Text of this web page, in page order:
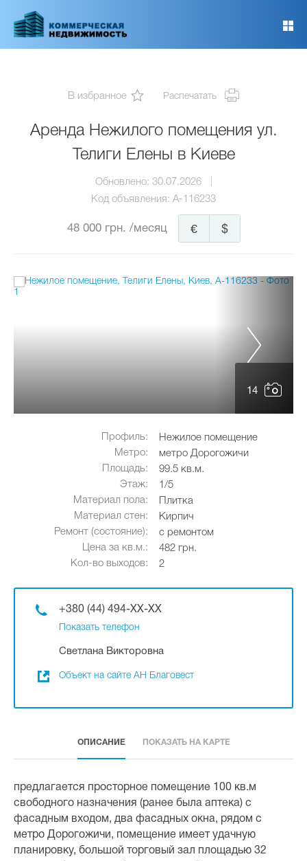
основному
В избранное Распечатать
Аренда Нежилого помещения ул.
Телиги Елены в Киеве
Обновлено: 30.07.2026
Код объявления: A-116233
48 000 грн. /месяц $
€
14
Профиль:
Нежилое помещение
Метро:
метро Дорогожичи
Площадь:
99.5 кв.м.
Этаж:
1/5
Материал пола:
Плитка
Материал стен:
Кирпич
Ремонт (состояние):
с ремонтом
Цена за кв.м.:
482 грн.
Кол-во выходов:
2
+380 (44) 494-XX-XX
Показать телефон
Светлана Викторовна
Объект на сайте АН Благовест
ОПИСАНИЕ ПОКАЗАТЬ НА КАРТЕ
предлагается просторное помещение 100 кв.м
свободного назначения (ранее была аптека) с
фасадным входом, два фасадных окна, рядом с
метро Дорогожичи, помещение имеет удачную
планировку, большой торговый зал площадью 32